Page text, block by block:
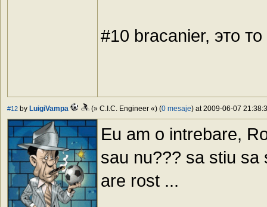
#10 bracanier, это
#12 by LuigiVampa (» C.I.C. Engineer «) (0 mesaje) at 2009-06-07
Eu am o intrebare,
sau nu??? sa stiu sa
are rost ...